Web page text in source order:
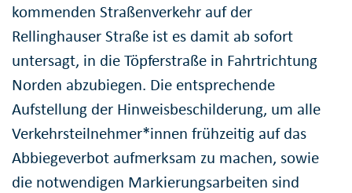
kommenden Straßenverkehr auf der
Rellinghauser Straße ist es damit ab sofort
untersagt, in die Töpferstraße in Fahrtrichtung
Norden abzubiegen. Die entsprechende
Aufstellung der Hinweisbeschilderung, um alle
Verkehrsteilnehmer*innen frühzeitig auf das
Abbiegeverbot aufmerksam zu machen, sowie
die notwendigen Markierungsarbeiten sind